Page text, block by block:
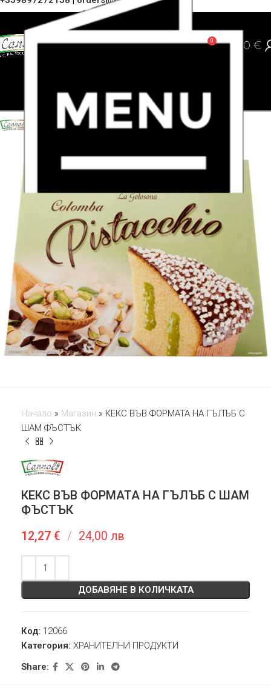
0 0,00 €
Начало » Магазин » КЕКС ВЪВ ФОРМАТА НА ГЪЛЪБ С
ШАМ ФЪСТЪК
КЕКС ВЪВ ФОРМАТА НА ГЪЛЪБ С ШАМ
ФЪСТЪК
12,27 € / 24,00 лв
ДОБАВЯНЕ В КОЛИЧКАТА
Код: 12066
Категория: ХРАНИТЕЛНИ ПРОДУКТИ
Share: